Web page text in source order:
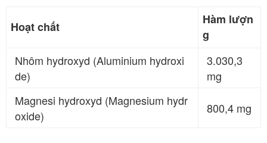
Hoạt chất
Hàm lượn
g
Nhôm hydroxyd (Aluminium hydroxi
de)
3.030,3
mg
Magnesi hydroxyd (Magnesium hydr
oxide)
800,4 mg